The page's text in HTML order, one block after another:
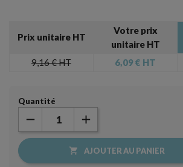
Prix unitaire HT
Votre prix
unitaire HT
9,16 €HT 6,09 € HT
Quantité
 AJOUTER AU PANIER